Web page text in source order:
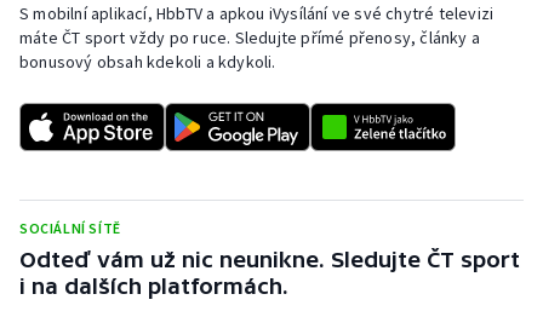
S mobilní aplikací, HbbTV a apkou iVysílání ve své chytré televizi
máte ČT sport vždy po ruce. Sledujte přímé přenosy, články a
bonusový obsah kdekoli a kdykoli.
SOCIÁLNÍ SÍTĚ
Odteď vám už nic neunikne. Sledujte ČT sport
i na dalších platformách.